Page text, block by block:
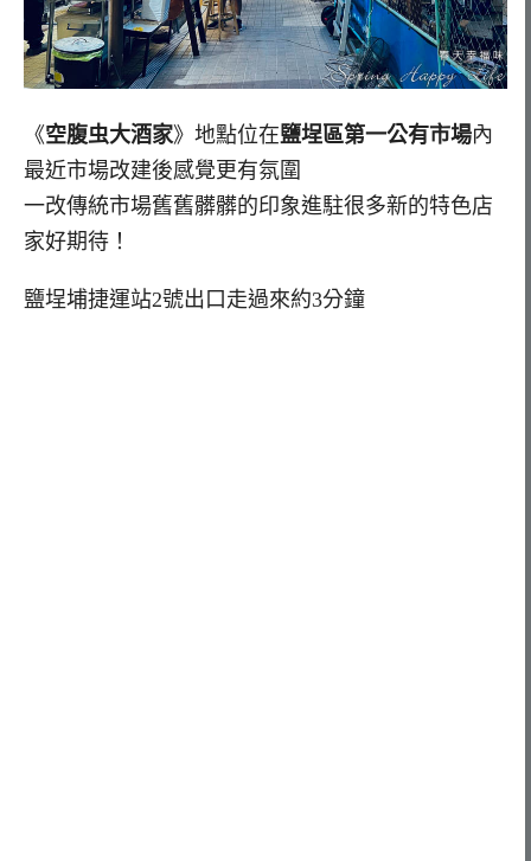
《空腹虫大酒家》地點位在鹽埕區第一公有市場內
最近市場改建後感覺更有氛圍
一改傳統市場舊舊髒髒的印象進駐很多新的特色店
家好期待！
鹽埕埔捷運站2號出口走過來約3分鐘